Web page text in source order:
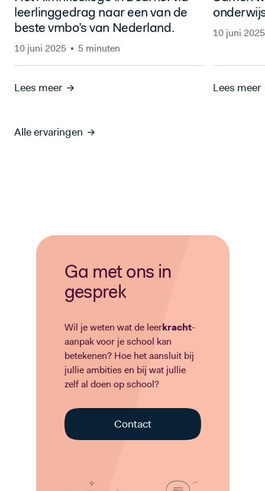
leerlinggedrag naar een van de
beste vmbo’s van Nederland.
10 juni 2025 5 minuten
Lees meer
10 juni 2025
Lees meer
Alle ervaringen
Ga met ons in
gesprek
Wil je weten wat de leerkracht-
aanpak voor je school kan
betekenen? Hoe het aansluit bij
jullie ambities en bij wat jullie
zelf al doen op school?
Contact